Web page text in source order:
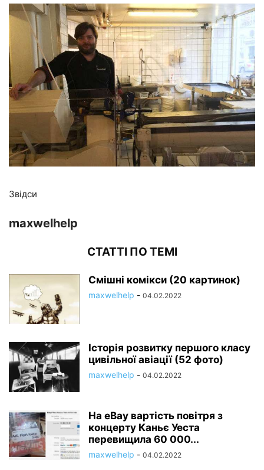
Звідси
maxwelhelp
СТАТТІ ПО ТЕМІ
Смішні комікси (20 картинок)
maxwelhelp - 04.02.2022
Історія розвитку першого класу
цивільної авіації (52 фото)
maxwelhelp - 04.02.2022
На eBay вартість повітря з
концерту Каньє Уеста
перевищила 60 000...
maxwelhelp - 04.02.2022